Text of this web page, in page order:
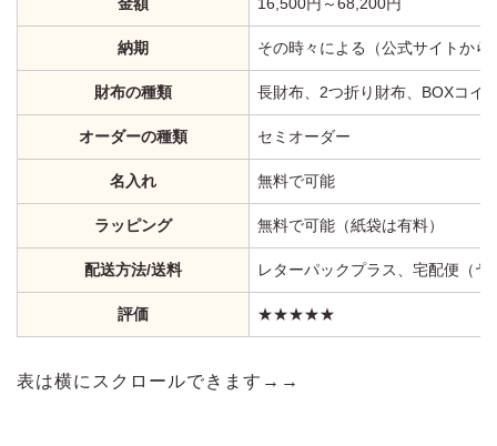
納期 その時々による（公式サイトから
財布の種類 長財布、2つ折り財布、BOXコイ
オーダーの種類 セミオーダー
名入れ 無料で可能
ラッピング 無料で可能（紙袋は有料）
配送方法/送料 レターパックプラス、宅配便（
評価 ★★★★★
表は横にスクロールできます→→